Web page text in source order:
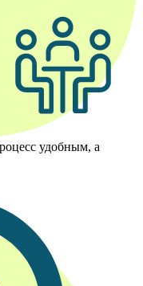
удобным, а